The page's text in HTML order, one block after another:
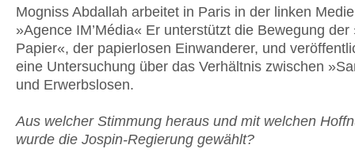
Mogniss Abdallah arbeitet in Paris in der linken
»Agence IM’Média« Er unterstützt die Bewegung der
Papier«, der papierlosen Einwanderer, und
eine Untersuchung über das Verhältnis zwischen
und Erwerbslosen.
Aus welcher Stimmung heraus und mit welchen
wurde die Jospin-Regierung gewählt?